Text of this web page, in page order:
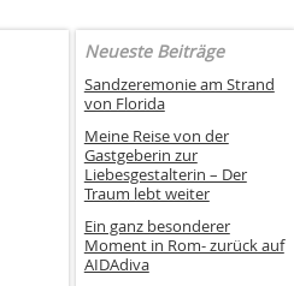
Neueste Beiträge
Sandzeremonie am Strand
von Florida
Meine Reise von der
Gastgeberin zur
Liebesgestalterin – Der
Traum lebt weiter
Ein ganz besonderer
Moment in Rom- zurück auf
AIDAdiva